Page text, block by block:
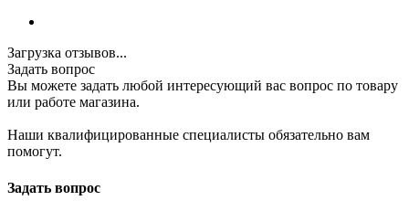
Загрузка отзывов...
Задать вопрос
Вы можете задать любой интересующий вас вопрос по товару
или работе магазина.
Наши квалифицированные специалисты обязательно вам
помогут.
Задать вопрос